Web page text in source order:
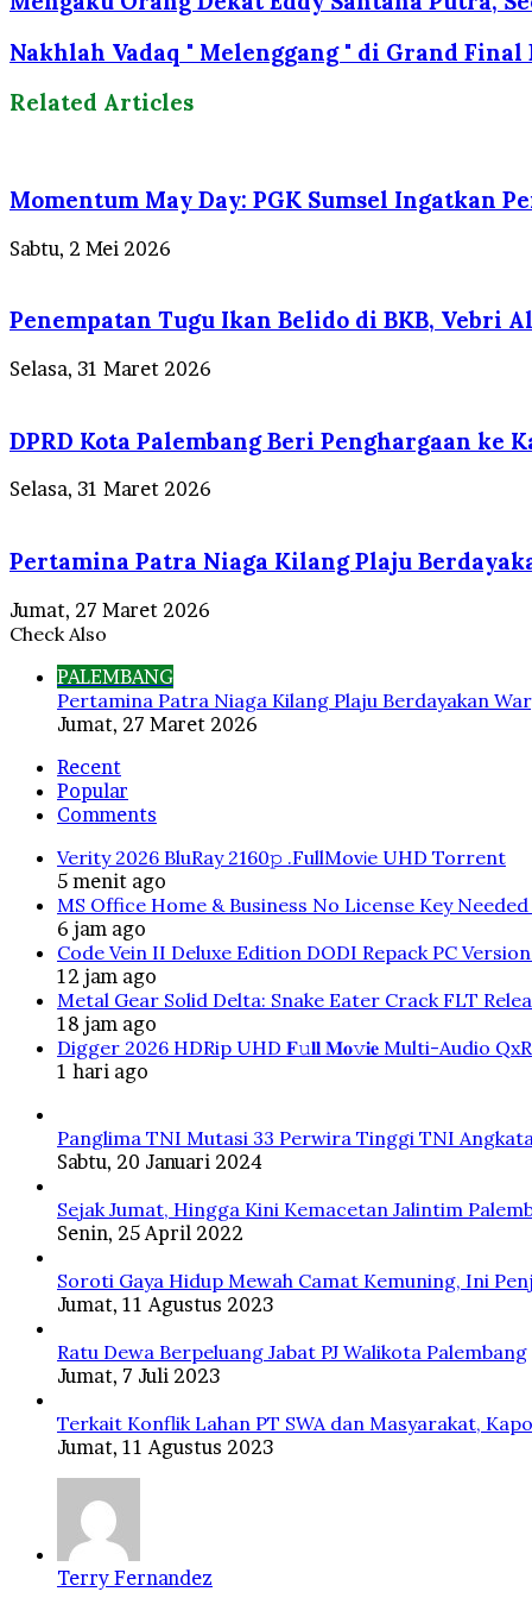
Nakhlah Vadaq " Melenggang " di Grand
Related Articles
Momentum May Day: PGK Sumsel Ingatkan
Sabtu, 2 Mei 2026
Penempatan Tugu Ikan Belido di BKB, Vebri
Selasa, 31 Maret 2026
DPRD Kota Palembang Beri Penghargaan ke
Selasa, 31 Maret 2026
Pertamina Patra Niaga Kilang Plaju
Jumat, 27 Maret 2026
Check Also
PALEMBANG
Pertamina Patra Niaga Kilang Plaju Berdayakan
Jumat, 27 Maret 2026
Recent
Popular
Comments
Verity 2026 BluRay 2160𝚙 .FullMov𝗂e UHD Torrent
5 menit ago
MS Office Home & Business No License Key
6 jam ago
Code Vein II Deluxe Edition DODI Repack PC
12 jam ago
Metal Gear Solid Delta: Snake Eater Crack FLT
18 jam ago
Digger 2026 HDRip UHD 𝐅𝚞𝐥𝐥 𝐌𝐨𝚟𝐢𝐞 Multi-Audio QxR
1 hari ago
Panglima TNI Mutasi 33 Perwira Tinggi TNI
Sabtu, 20 Januari 2024
Sejak Jumat, Hingga Kini Kemacetan Jalintim
Senin, 25 April 2022
Soroti Gaya Hidup Mewah Camat Kemuning, Ini
Jumat, 11 Agustus 2023
Ratu Dewa Berpeluang Jabat PJ Walikota Palembang
Jumat, 7 Juli 2023
Terkait Konflik Lahan PT SWA dan Masyarakat,
Jumat, 11 Agustus 2023
Terry Fernandez